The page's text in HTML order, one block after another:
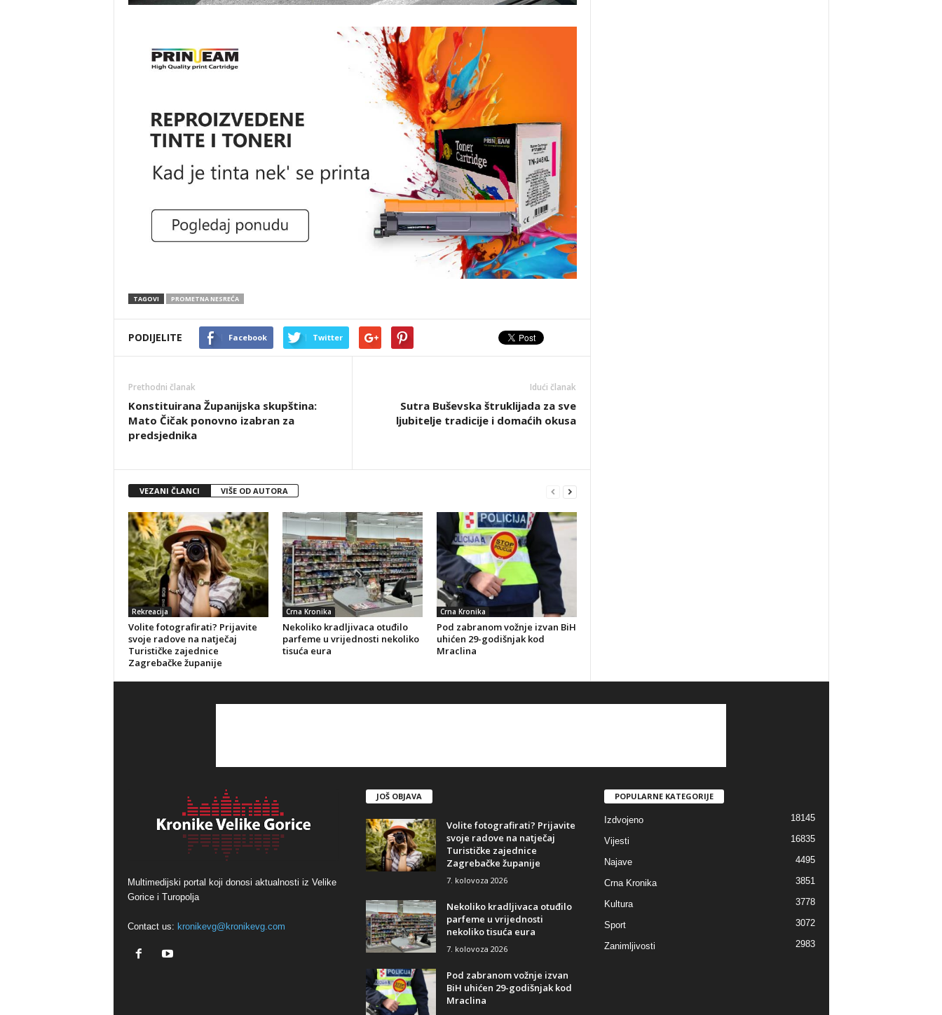
TAGOVI PROMETNA NESREĆA
PODIJELITE Facebook Twitter
Prethodni članak
Konstituirana Županijska skupština:
Mato Čičak ponovno izabran za
predsjednika
Idući članak
Sutra Buševska štruklijada za sve
ljubitelje tradicije i domaćih okusa
VEZANI ČLANCI VIŠE OD AUTORA
Rekreacija
Volite fotografirati? Prijavite
svoje radove na natječaj
Turističke zajednice
Zagrebačke županije
Crna Kronika
Nekoliko kradljivaca otuđilo
parfeme u vrijednosti nekoliko
tisuća eura
Crna Kronika
Pod zabranom vožnje izvan BiH
uhićen 29-godišnjak kod
Mraclina
Multimedijski portal koji donosi aktualnosti iz Velike
Gorice i Turopolja
Contact us: kronikevg@kronikevg.com
JOŠ OBJAVA
Volite fotografirati? Prijavite
svoje radove na natječaj
Turističke zajednice
Zagrebačke županije
7. kolovoza 2026
Nekoliko kradljivaca otuđilo
parfeme u vrijednosti
nekoliko tisuća eura
7. kolovoza 2026
Pod zabranom vožnje izvan
BiH uhićen 29-godišnjak kod
Mraclina
POPULARNE KATEGORIJE
Izdvojeno 18145
Vijesti 16835
Najave 4495
Crna Kronika 3851
Kultura 3778
Sport 3072
Zanimljivosti 2983